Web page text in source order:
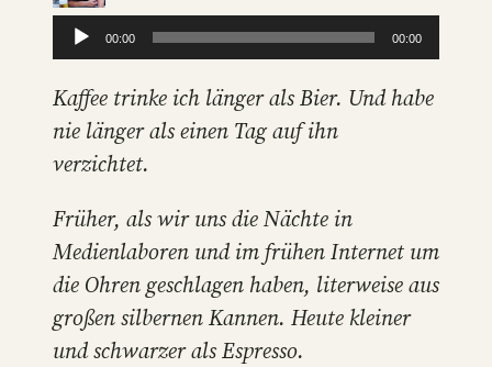
Audio-
Player
00:00 00:00
Kaffee trinke ich länger als Bier. Und habe
nie länger als einen Tag auf ihn
verzichtet.
Früher, als wir uns die Nächte in
Medienlaboren und im frühen Internet um
die Ohren geschlagen haben, literweise aus
großen silbernen Kannen. Heute kleiner
und schwarzer als Espresso.